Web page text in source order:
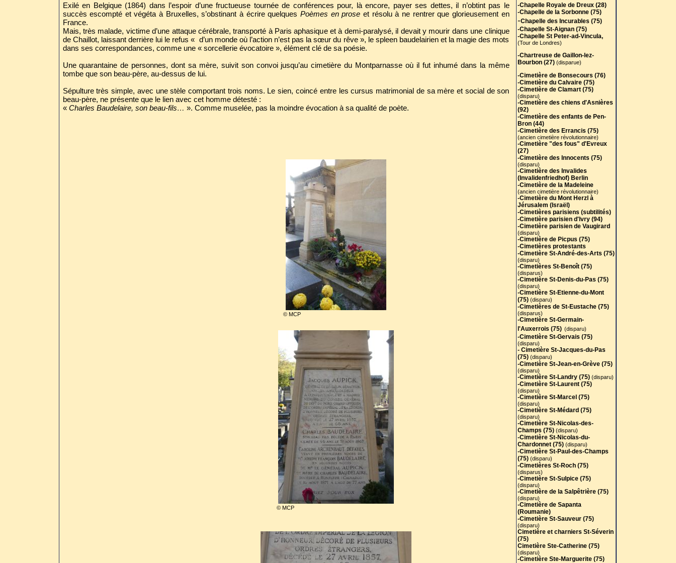
Exilé en Belgique (1864) dans l’espoir d’une fructueuse tournée de conférences pour, là encore, payer ses dettes, il n’obtint pas le
succès escompté et végéta à Bruxelles, s’obstinant à écrire quelques Poèmes en prose et résolu à ne rentrer que glorieusement en
France.
Mais, très malade, victime d’une attaque cérébrale, transporté à Paris aphasique et à demi-paralysé, il devait y mourir dans une clinique
de Chaillot, laissant derrière lui le refus « d’un monde où l’action n’est pas la sœur du rêve », le spleen baudelairien et la magie des mots
dans ses correspondances, comme une « sorcellerie évocatoire », élément clé de sa poésie.
Une quarantaine de personnes, dont sa mère, suivit son convoi jusqu’au cimetière du Montparnasse où il fut inhumé dans la même
tombe que son beau-père, au-dessus de lui.
Sépulture très simple, avec une stèle comportant trois noms. Le sien, coincé entre les cursus matrimonial de sa mère et social de son
beau-père, ne présente que le lien avec cet homme détesté :
« Charles Baudelaire, son beau-fils… ». Comme muselée, pas la moindre évocation à sa qualité de poète.
© MCP
© MCP
-Cimetière du Calvaire (75)
-Cimetière de Clamart (75)
(disparu)
-Cimetière des chiens d'Asnières
(92)
-Cimetière des enfants de Pen-
Bron (44)
-Cimetière des Errancis (75)
(ancien cimetière révolutionnaire)
-Cimetière "des fous" d'Evreux
(27)
-Cimetière des Innocents (75)
(disparu)
-Cimetière des Invalides
(Invalidenfriedhof) Berlin
-Cimetière de la Madeleine
(ancien cimetière révolutionnaire)
-Cimetière du Mont Herzl à
Jérusalem (Israël)
-Cimetières parisiens (subtilités)
-Cimetière parisien d'Ivry (94)
-Cimetière parisien de Vaugirard
(disparu)
-Cimetière de Picpus (75)
-Cimetières protestants
-Cimetière St-André-des-Arts (75
(disparu)
-Cimetières St-Benoît (75)
(disparus)
-Cimetière St-Denis-du-Pas (75)
(disparu)
-Cimetière St-Etienne-du-Mont
(75)(disparu)
-Cimetières de St-Eustache (75)
(disparus)
-Cimetière St-Germain-
l'Auxerrois (75) (disparu)
-Cimetière St-Gervais (75)
(disparu)
- Cimetière St-Jacques-du-Pas
(75)(disparu)
-Cimetière St-Jean-en-Grève (75)
(disparu)
-Cimetière St-Landry (75)
-Cimetière St-Laurent (75)
(disparu)
-Cimetière St-Marcel (75)
(disparu)
-Cimetière St-Médard (75)
(disparu)
-Cimetière St-Nicolas-des-
Champs (75) (disparu)
-Cimetière St-Nicolas-du-
Chardonnet (75)(disparu)
-Cimetière St-Paul-des-Champs
(75)(disparu)
-Cimetières St-Roch (75)
(disparus)
-Cimetière St-Sulpice (75)
(disparu)
-Cimetière de la Salpêtrière (75)
(disparu)
-Cimetière de Sapanta
(Roumanie)
-Cimetière St-Sauveur (75)
(disparu)
Cimetière et charniers St-Séverin
(75)
Cimetière Ste-Catherine (75)
(disparu)
-Cimetière Ste-Marguerite (75)
-Collège de Beauvais ou de
Dormans (75)
-Collège des Ecossais (75)
-Collégiale St-Georges de
Vendôme (41) (disparue)
-Collégiale St-Laurent de Joinville
(52) (disparue)
-Collégiale St-Martin de
Montmorency (95)
-Chapelle Royale de Dreux (28)
-Chapelle de la Sorbonne (75)
-Chapelle des Incurables (75)
-Chapelle St-Aignan (75)
-Chapelle St Peter-ad-Vincula,
(Tour de Londres)
-Chartreuse de Gaillon-lez-
Bourbon (27) (disparue)
-Cimetière de Bonsecours (76)
-Cimetière du Calvaire (75)
-Cimetière de Clamart (75)
(disparu)
-Cimetière des chiens d'Asnières
(92)
-Cimetière des enfants de Pen-
Bron (44)
-Cimetière des Errancis (75)
(ancien cimetière révolutionnaire)
-Cimetière "des fous" d'Evreux
(27)
-Cimetière des Innocents (75)
(disparu)
-Cimetière des Invalides
(Invalidenfriedhof) Berlin
-Cimetière de la Madeleine
(ancien cimetière révolutionnaire)
-Cimetière du Mont Herzl à
Jérusalem (Israël)
-Cimetières parisiens (subtilités)
-Cimetière parisien d'Ivry (94)
-Cimetière parisien de Vaugirard
(disparu)
-Cimetière de Picpus (75)
-Cimetières protestants
-Cimetière St-André-des-Arts (75)
(disparu)
-Cimetières St-Benoît (75)
(disparus)
-Cimetière St-Denis-du-Pas (75)
(disparu)
-Cimetière St-Etienne-du-Mont
(75) (disparu)
-Cimetières de St-Eustache (75)
(disparus)
-Cimetière St-Germain-
l'Auxerrois (75) (disparu)
-Cimetière St-Gervais (75)
(disparu)
- Cimetière St-Jacques-du-Pas
(75) (disparu)
-Cimetière St-Jean-en-Grève (75)
(disparu)
-Cimetière St-Landry (75) (disparu)
-Cimetière St-Laurent (75)
(disparu)
-Cimetière St-Marcel (75)
(disparu)
-Cimetière St-Médard (75)
(disparu)
-Cimetière St-Nicolas-des-
Champs (75) (disparu)
-Cimetière St-Nicolas-du-
Chardonnet (75) (disparu)
-Cimetière St-Paul-des-Champs
(75) (disparu)
-Cimetières St-Roch (75)
(disparus)
-Cimetière St-Sulpice (75)
(disparu)
-Cimetière de la Salpêtrière (75)
(disparu)
-Cimetière de Sapanta
(Roumanie)
-Cimetière St-Sauveur (75)
(disparu)
Cimetière et charniers St-Séverin
(75)
Cimetière Ste-Catherine (75)
(disparu)
-Cimetière Ste-Marguerite (75)